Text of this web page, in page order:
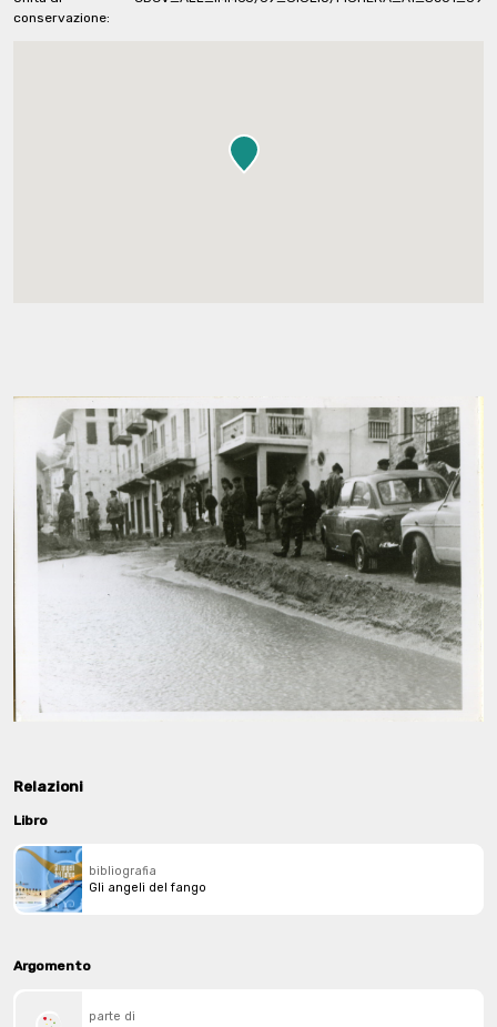
conservazione:
Relazioni
Libro
bibliografia
Gli angeli del fango
Argomento
parte di